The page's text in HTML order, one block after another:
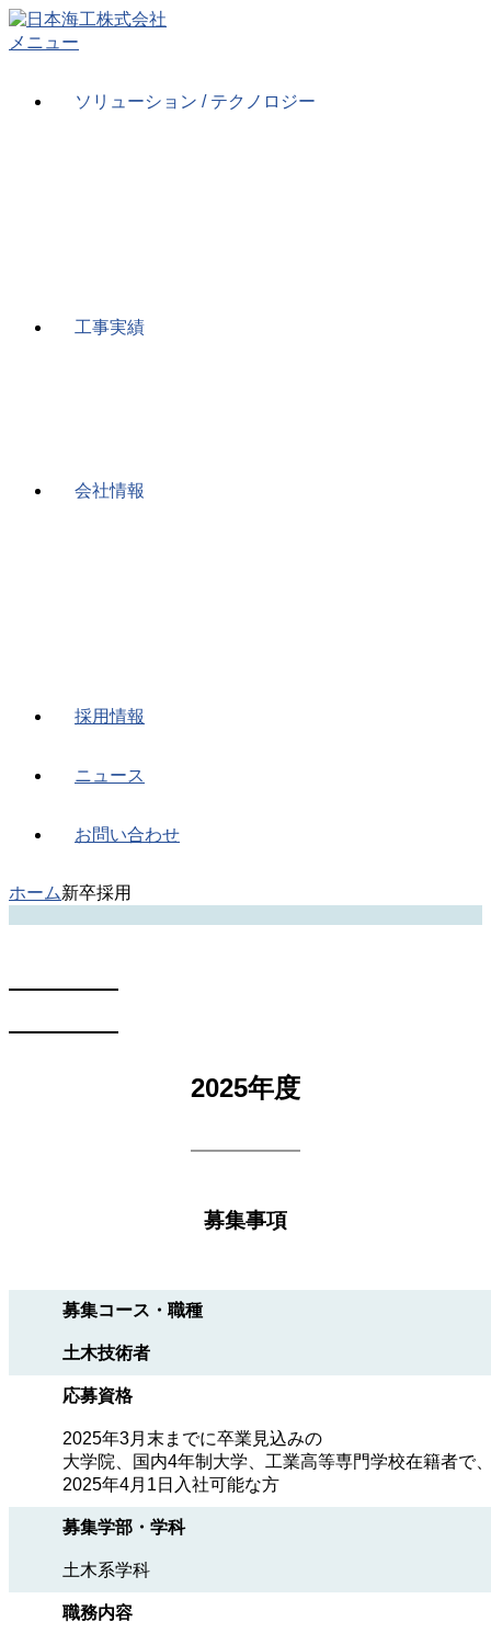
コ
ン
メニュー
ソリューション / テクノロジー
工事実績
会社情報
採用情報
ニュース
お問い合わせ
ホーム新卒採用
2025年度
募集事項
募集コース・職種
土木技術者
応募資格
2025年3月末までに卒業見込みの
大学院、国内4年制大学、工業高等専門学校在籍者で
2025年4月1日入社可能な方
募集学部・学科
土木系学科
職務内容